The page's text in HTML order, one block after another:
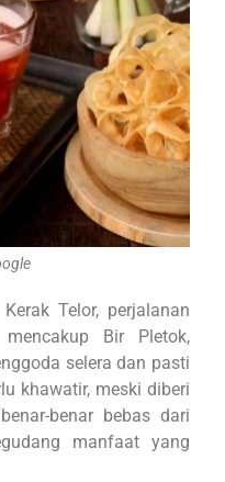
Telor, perjalanan
Bir Pletok,
selera dan pasti
khawatir, meski diberi
benar bebas dari
manfaat yang